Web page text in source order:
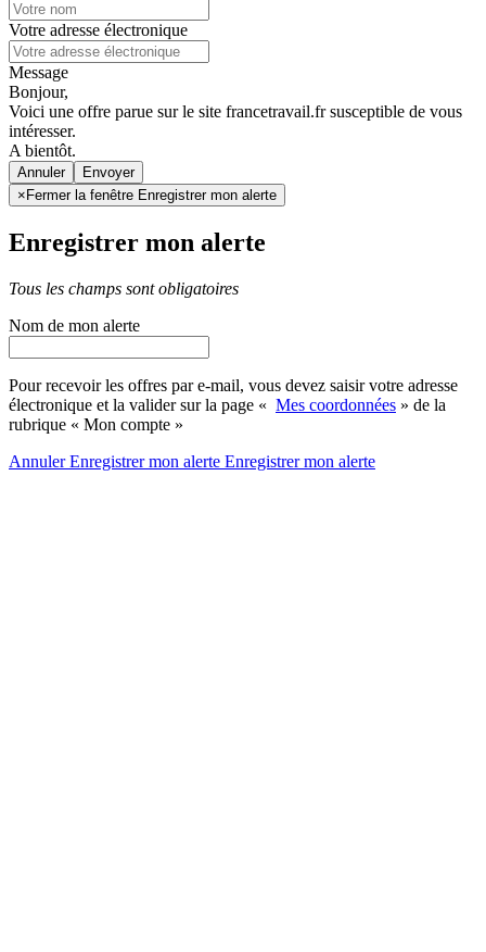
Votre adresse électronique
Message
Bonjour,
Voici une offre parue sur le site francetravail.fr susceptible de vous
intéresser.
A bientôt.
Annuler
× Fermer la fenêtre Enregistrer mon alerte
Enregistrer mon alerte
Tous les champs sont obligatoires
Nom de mon alerte
Pour recevoir les offres par e-mail, vous devez saisir votre adresse
électronique et la valider sur la page « Mes coordonnées » de la
rubrique « Mon compte »
AnnulerEnregistrer mon alerte Enregistrermon alerte